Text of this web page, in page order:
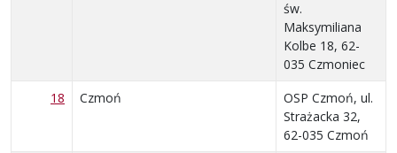
św.
Maksymiliana
Kolbe 18, 62-
035 Czmoniec
18
Czmoń
OSP Czmoń, ul.
Strażacka 32,
62-035 Czmoń